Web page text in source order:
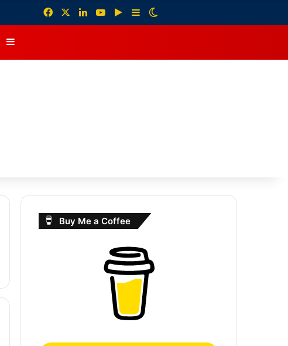
FacebookLinkedInYouTubeGoogle Play
Sidebar
Sidebar
Buy Me a Coffee